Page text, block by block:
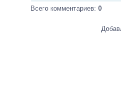
Всего комментариев: 0